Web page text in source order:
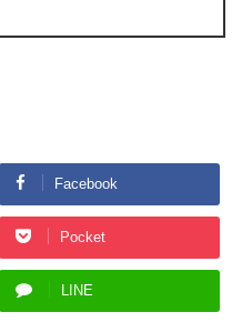
Facebook
Pocket
LINE